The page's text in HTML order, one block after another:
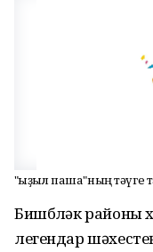
"Ҡыҙыл паша"ның
Бишбүләк районы
легендар